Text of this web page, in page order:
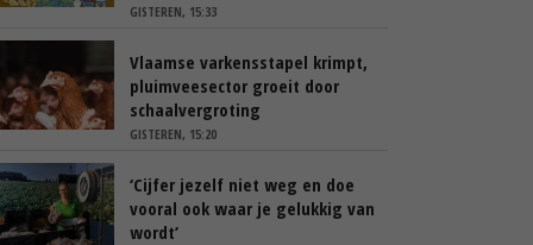
GISTEREN, 15:33
Vlaamse varkensstapel krimpt,
pluimveesector groeit door
schaalvergroting
GISTEREN, 15:20
‘Cijfer jezelf niet weg en doe
vooral ook waar je gelukkig van
wordt’